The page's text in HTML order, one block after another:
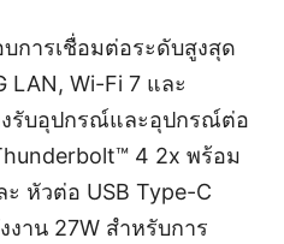
การเชื่อมต่อระดับสูงสุด
LAN, Wi-Fi 7 และ
รับอุปกรณ์และอุปกรณ์ต่อ
4 2x พร้อม
หัวต่อ USB Type-C
าน 27W สำหรับการ